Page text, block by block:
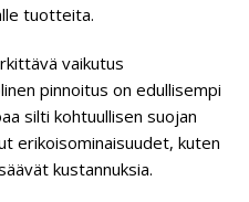
tuotteita.
vaikutus
pinnoitus on edullisempi
silti kohtuullisen suojan
erikoisominaisuudet, kuten
kustannuksia.